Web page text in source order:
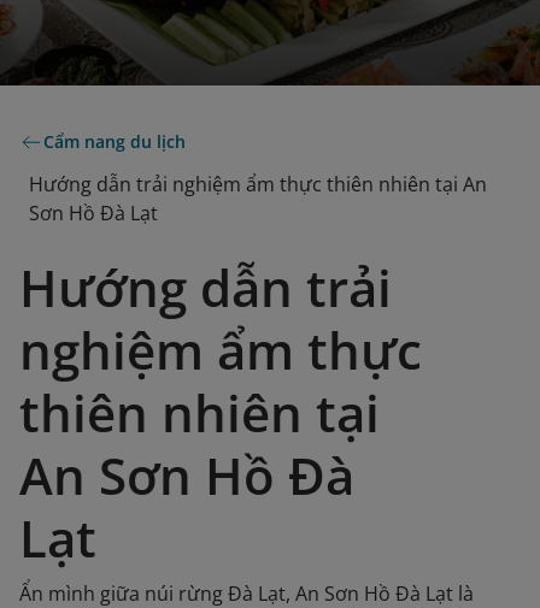
Cẩm nang du lịch
Hướng dẫn trải nghiệm ẩm thực thiên nhiên tại An
Sơn Hồ Đà Lạt
Hướng dẫn trải
nghiệm ẩm thực
thiên nhiên tại
An Sơn Hồ Đà
Lạt
Ẩn mình giữa núi rừng Đà Lạt, An Sơn Hồ Đà Lạt là